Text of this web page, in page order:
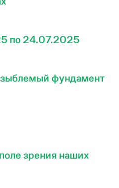
по 24.07.2025
фундамент
зрения наших